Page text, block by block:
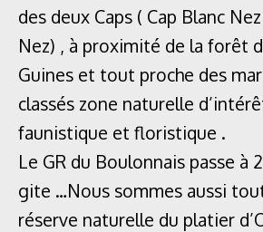
des deux Caps ( Cap Blanc
Nez) , à proximité de la forêt
Guines et tout proche des
classés zone naturelle
faunistique et floristique .
Le GR du Boulonnais passe à
gite …Nous sommes aussi
réserve naturelle du platier